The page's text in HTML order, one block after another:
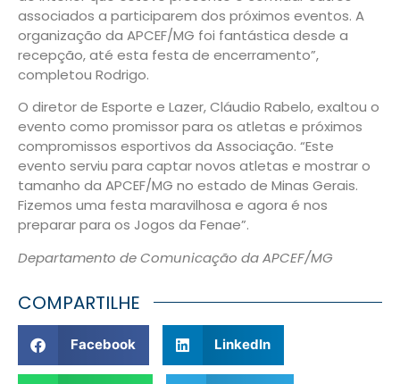
associados a participarem dos próximos eventos. A
organização da APCEF/MG foi fantástica desde a
recepção, até esta festa de encerramento”,
completou Rodrigo.
O diretor de Esporte e Lazer, Cláudio Rabelo, exaltou o
evento como promissor para os atletas e próximos
compromissos esportivos da Associação. “Este
evento serviu para captar novos atletas e mostrar o
tamanho da APCEF/MG no estado de Minas Gerais.
Fizemos uma festa maravilhosa e agora é nos
preparar para os Jogos da Fenae”.
Departamento de Comunicação da APCEF/MG
COMPARTILHE
Facebook LinkedIn